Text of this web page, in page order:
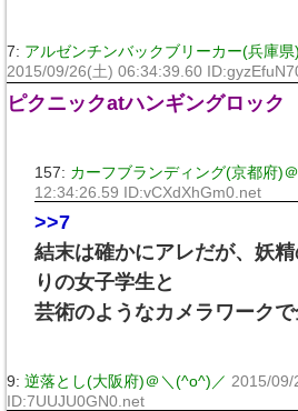
7: アルゼンチンバックブリーカー(兵庫
2015/09/26(土) 06:34:39.60
ピクニックatハンギングロック
157: カーフブランディング(京都府)
12:34:26.59 ID:vCXdXhGm0.net
>>7
結末は確かにアレだが、妖
りの女子学生と
芸術のようなカメラワークで
9: 逆落とし(大阪府)＠＼(^o^)／ 2015/09/
ID:7UUJU0GN0.net